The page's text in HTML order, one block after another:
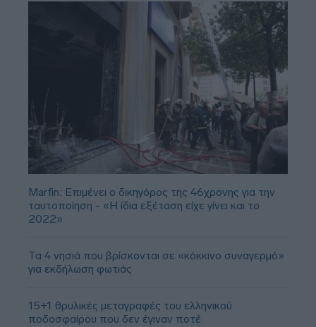
Marfin: Επιμένει ο δικηγόρος της 46χρονης για την
ταυτοποίηση - «Η ίδια εξέταση είχε γίνει και το
2022»
Τα 4 νησιά που βρίσκονται σε «κόκκινο συναγερμό»
για εκδήλωση φωτιάς
15+1 θρυλικές μεταγραφές του ελληνικού
ποδοσφαίρου που δεν έγιναν ποτέ